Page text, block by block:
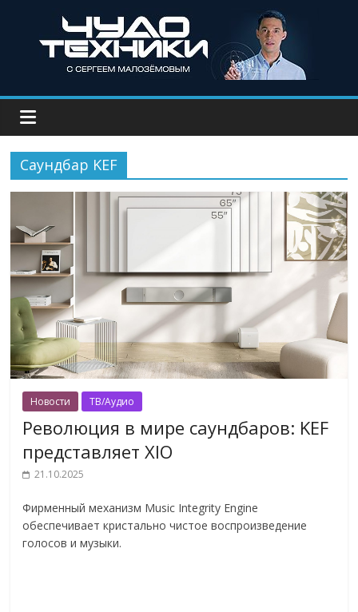
Саундбар KEF
Новости ТВ/Аудио
Революция в мире саундбаров: KEF
представляет XIO
21.10.2025
Фирменный механизм Music Integrity Engine
обеспечивает кристально чистое воспроизведение
голосов и музыки.